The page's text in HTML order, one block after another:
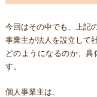
今回はその中でも、上記
事業主が法人を設立して
どのようになるのか、
す。
個人事業主は、